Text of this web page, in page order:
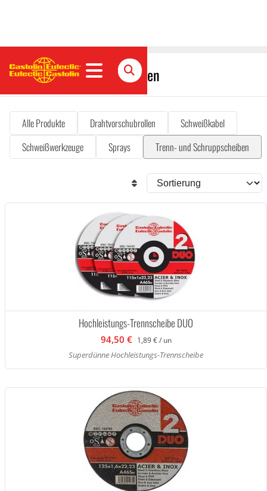
Trenn- und Schruppscheiben
Alle Produkte Drahtvorschubrollen
Schweißkabel
Schweißwerkzeuge
Sprays Trenn- und Schruppscheiben
Hochleistungs-Trennscheibe DUO
94,50 € 1,89 € / un
Superdünne Hochleistungs-Trennscheibe